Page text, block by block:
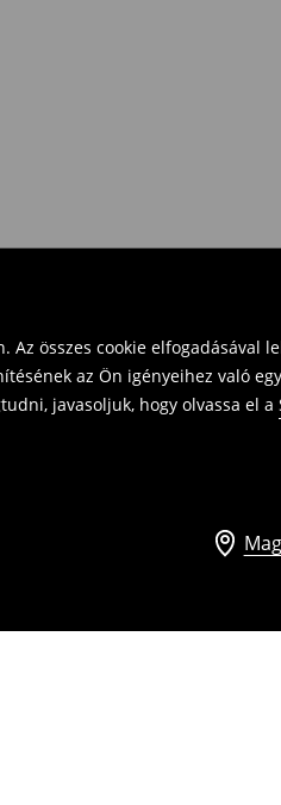
összes cookie elfogadásával
az Ön igényeihez való
javasoljuk, hogy olvassa el a